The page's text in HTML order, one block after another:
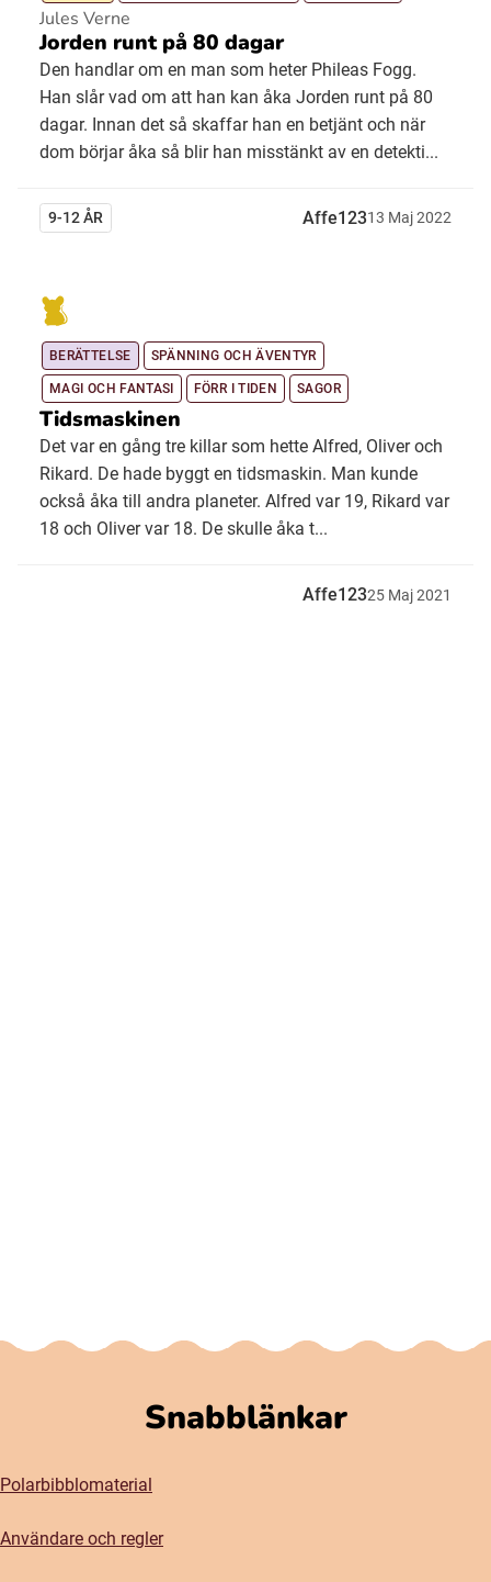
Jules Verne
Jorden runt på 80 dagar
Den handlar om en man som heter Phileas Fogg.
Han slår vad om att han kan åka Jorden runt på 80
dagar. Innan det så skaffar han en betjänt och när
dom börjar åka så blir han misstänkt av en detekti...
9-12 ÅR Affe12313 Maj2022
BERÄTTELSE SPÄNNING OCH ÄVENTYR
MAGI OCH FANTASI FÖRR I TIDEN SAGOR
Tidsmaskinen
Det var en gång tre killar som hette Alfred, Oliver och
Rikard. De hade byggt en tidsmaskin. Man kunde
också åka till andra planeter. Alfred var 19, Rikard var
18 och Oliver var 18. De skulle åka t...
Affe12325 Maj2021
Snabblänkar
Polarbibblomaterial
Användare och regler